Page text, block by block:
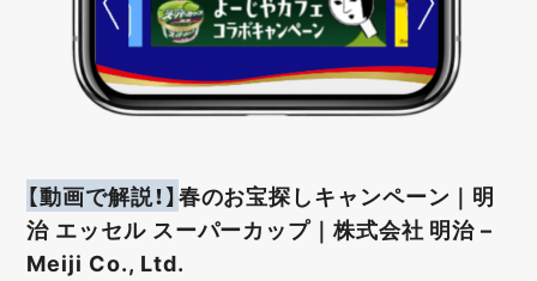
【動画で解説！】春のお宝探しキャンペーン｜明
治 エッセル スーパーカップ｜株式会社 明治 –
Meiji Co., Ltd.